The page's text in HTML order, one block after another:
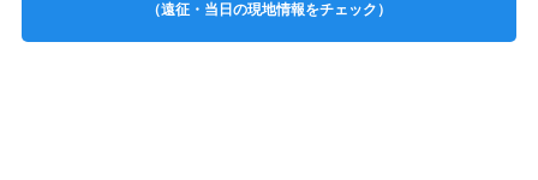
（遠征・当日の現地情報をチェック）